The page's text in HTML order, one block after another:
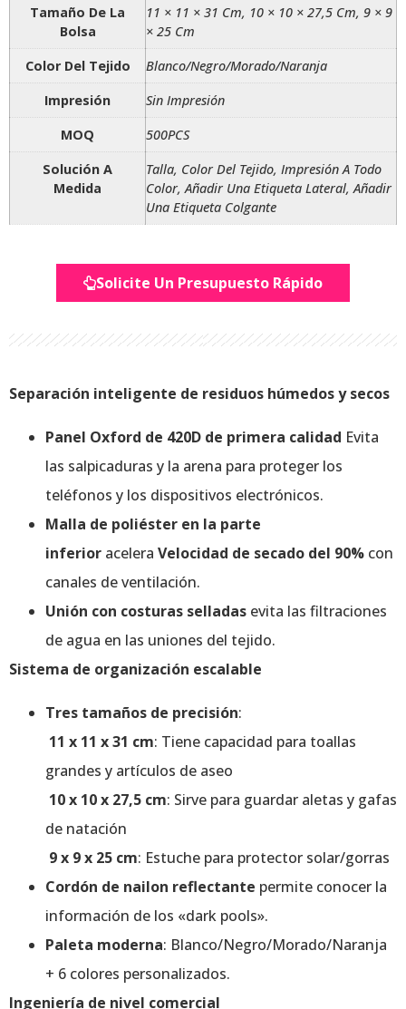
Tamaño De La
Bolsa
11 × 11 × 31 Cm, 10 × 10 × 27,5 Cm, 9 × 9
× 25 Cm
Color Del Tejido
Blanco/Negro/Morado/Naranja
Impresión
Sin Impresión
MOQ
500PCS
Solución A
Medida
Talla, Color Del Tejido, Impresión A Todo
Color, Añadir Una Etiqueta Lateral, Añadir
Una Etiqueta Colgante
Solicite Un Presupuesto Rápido
Separación inteligente de residuos húmedos y secos
Panel Oxford de 420D de primera calidad Evita
las salpicaduras y la arena para proteger los
teléfonos y los dispositivos electrónicos.
Malla de poliéster en la parte
inferior acelera Velocidad de secado del 90% con
canales de ventilación.
Unión con costuras selladas evita las filtraciones
de agua en las uniones del tejido.
Sistema de organización escalable
Tres tamaños de precisión:
11 x 11 x 31 cm: Tiene capacidad para toallas
grandes y artículos de aseo
10 x 10 x 27,5 cm: Sirve para guardar aletas y gafas
de natación
9 x 9 x 25 cm: Estuche para protector solar/gorras
Cordón de nailon reflectante permite conocer la
información de los «dark pools».
Paleta moderna: Blanco/Negro/Morado/Naranja
+ 6 colores personalizados.
Ingeniería de nivel comercial